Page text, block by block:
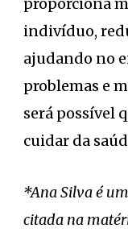
indivíduo,
ajudando no
problemas e
será possível
cuidar da
*Ana Silva é
citada na